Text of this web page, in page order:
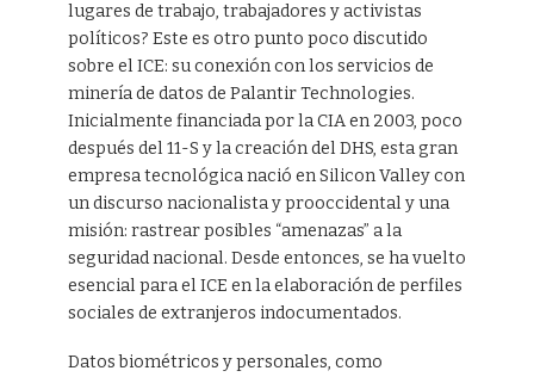
lugares de trabajo, trabajadores y activistas
políticos? Este es otro punto poco discutido
sobre el ICE: su conexión con los servicios de
minería de datos de Palantir Technologies.
Inicialmente financiada por la CIA en 2003, poco
después del 11-S y la creación del DHS, esta gran
empresa tecnológica nació en Silicon Valley con
un discurso nacionalista y prooccidental y una
misión: rastrear posibles “amenazas” a la
seguridad nacional. Desde entonces, se ha vuelto
esencial para el ICE en la elaboración de perfiles
sociales de extranjeros indocumentados.
Datos biométricos y personales, como